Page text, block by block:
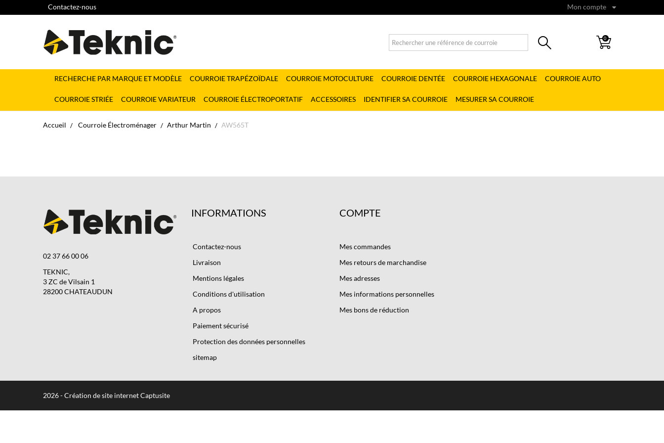
Mon compte
Contactez-nous
0
RECHERCHE PAR MARQUE ET MODÈLE COURROIE TRAPÉZOÏDALE COURROIE MOTOCULTURE COURROIE DENTÉE COURROIE HEXAGONALE COURROIE AUTO
COURROIE STRIÉE COURROIE VARIATEUR COURROIE ÉLECTROPORTATIF ACCESSOIRES IDENTIFIER SA COURROIE MESURER SA COURROIE
Accueil Courroie Électroménager Arthur Martin AW565T
02 37 66 00 06
TEKNIC,
3 ZC de Vilsain 1
28200 CHATEAUDUN
INFORMATIONS
Contactez-nous
Livraison
Mentions légales
Conditions d'utilisation
A propos
Paiement sécurisé
Protection des données personnelles
sitemap
COMPTE
Mes commandes
Mes retours de marchandise
Mes adresses
Mes informations personnelles
Mes bons de réduction
2026 - Création de site internet Captusite